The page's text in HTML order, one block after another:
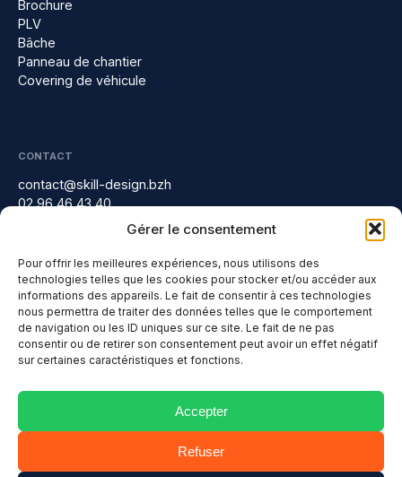
Gérer le consentement
Pour offrir les meilleures expériences, nous utilisons des
technologies telles que les cookies pour stocker et/ou accéder aux
informations des appareils. Le fait de consentir à ces technologies
nous permettra de traiter des données telles que le comportement
de navigation ou les ID uniques sur ce site. Le fait de ne pas
consentir ou de retirer son consentement peut avoir un effet négatif
sur certaines caractéristiques et fonctions.
Accepter
Refuser
Brochure
PLV
Bâche
Panneau de chantier
Covering de véhicule
CONTACT
contact@skill-design.bzh
02 96 46 43 40
13 rue Fulgence Bienvenue, 22300 Lannion
SERVICES PROPOSÉS ET ZONES D'INTERVENTION
Création de site Internet à Guingamp
Création de site Internet à Paimpol
Création de site Internet à Perros-Guirec
Copyright © 2026 -
Mentions légales
Politique de confidentialité